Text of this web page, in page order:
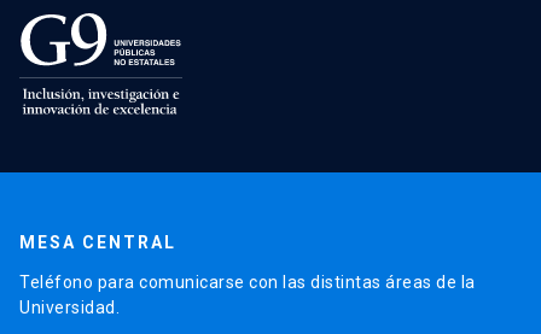
MESA CENTRAL
Teléfono para comunicarse con las distintas áreas de la
Universidad.